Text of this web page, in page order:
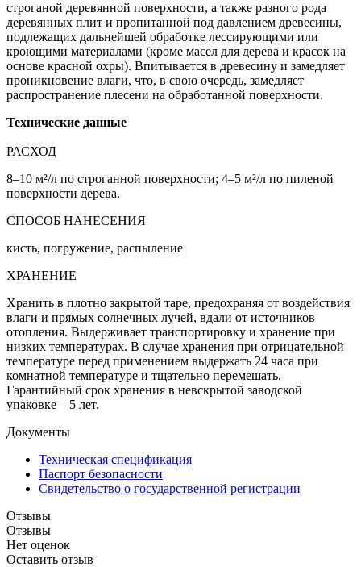
строганой деревянной поверхности, а также разного рода
деревянных плит и пропитанной под давлением древесины,
подлежащих дальнейшей обработке лессирующими или
кроющими материалами (кроме масел для дерева и красок на
основе красной охры). Впитывается в древесину и замедляет
проникновение влаги, что, в свою очередь, замедляет
распространение плесени на обработанной поверхности.
Технические данные
РАСХОД
8–10 м²/л по строганной поверхности; 4–5 м²/л по пиленой
поверхности дерева.
СПОСОБ НАНЕСЕНИЯ
кисть, погружение, распыление
ХРАНЕНИЕ
Хранить в плотно закрытой таре, предохраняя от воздействия
влаги и прямых солнечных лучей, вдали от источников
отопления. Выдерживает транспортировку и хранение при
низких температурах. В случае хранения при отрицательной
температуре перед применением выдержать 24 часа при
комнатной температуре и тщательно перемешать.
Гарантийный срок хранения в невскрытой заводской
упаковке – 5 лет.
Документы
Техническая спецификация
Паспорт безопасности
Свидетельство о государственной регистрации
Отзывы
Отзывы
Нет оценок
Оставить отзыв